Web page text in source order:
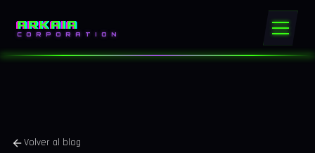
ARKAIA
CORPORATION
Volver al blog